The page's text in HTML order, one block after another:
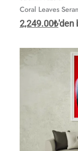
Coral Leaves
2,249.00₺'den